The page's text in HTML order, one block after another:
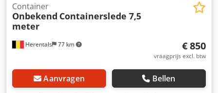
Herentals 77 km
Container
Onbekend Containerslede 7,5
meter
€ 850
vraagprijs excl. btw
Aanvragen Bellen